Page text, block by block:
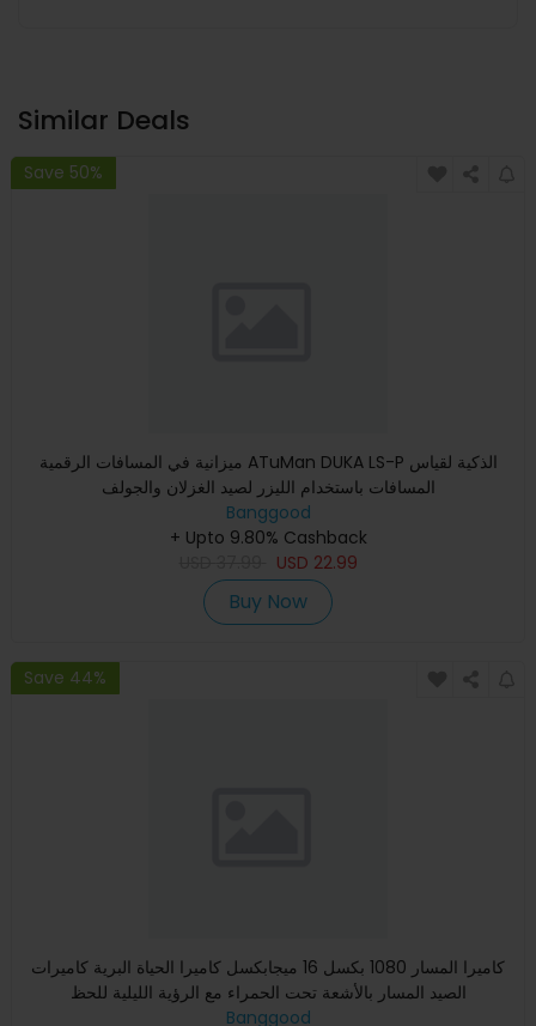
Similar Deals
Save 50%
ميزانية في المسافات الرقمية ATuMan DUKA LS-P الذكية لقياس
المسافات باستخدام الليزر لصيد الغزلان والجولف
Banggood
+ Upto 9.80% Cashback
USD 22.99
Buy Now
Save 44%
كاميرا المسار 1080 بكسل 16 ميجابكسل كاميرا الحياة البرية كاميرات
الصيد المسار بالأشعة تحت الحمراء مع الرؤية الليلية للحظ
Banggood